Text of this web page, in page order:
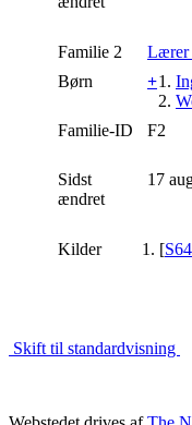
Familie 2
Lærer
Børn
+1.
2.
Familie-ID
F2
Sidst
ændret
17
Kilder [S64
Skift til standardvisning